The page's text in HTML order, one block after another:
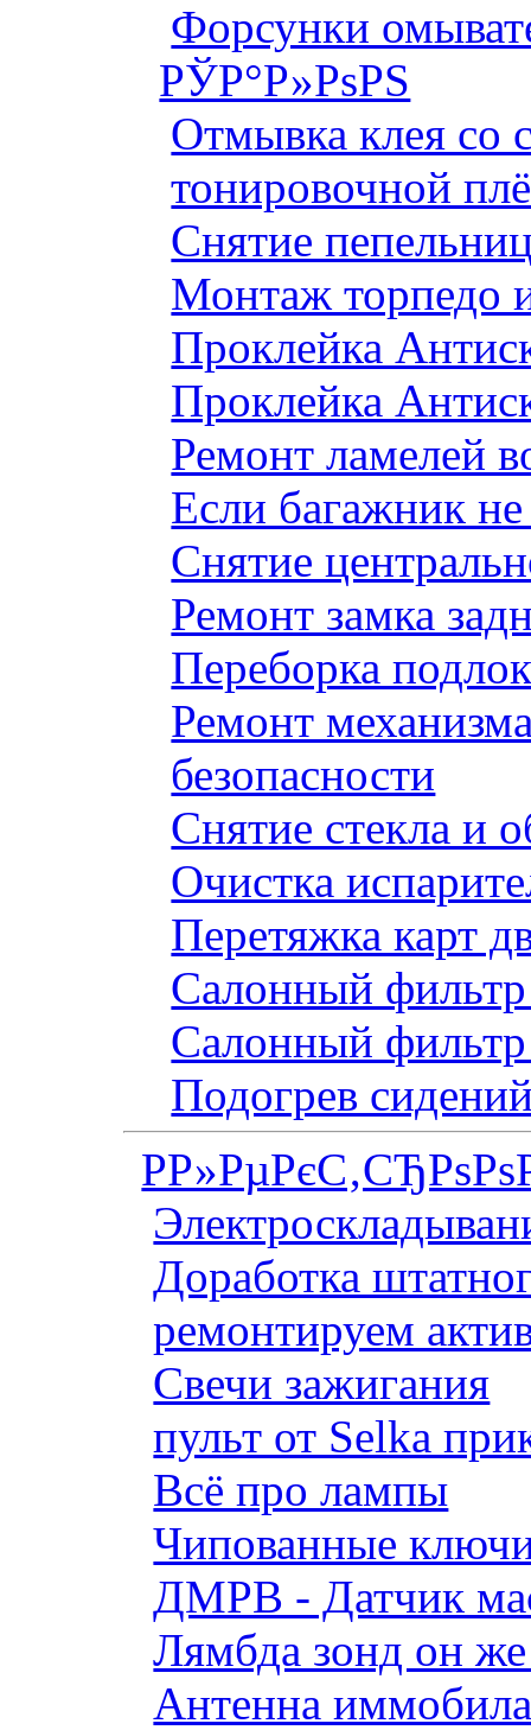
Форсунки
РЎР°Р»РѕРЅ
Отмывка клея со
тонировочной
Снятие
Монтаж торпедо
Проклейка
Проклейка
Ремонт ламелей
Если багажник
Снятие
Ремонт замка
Переборка
Ремонт
безопасности
Снятие стекла и
Очистка
Перетяжка карт
Салонный фильтр
Салонный фильтр
Подогрев
Доработка
ремонтируем
Свечи зажигания
пульт от Selka
Всё про лампы
Чипованные
ДМРВ - Датчик
Лямбда зонд он
Антенна